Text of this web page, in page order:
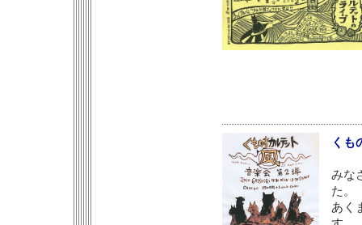
くも
みな
た。
あく